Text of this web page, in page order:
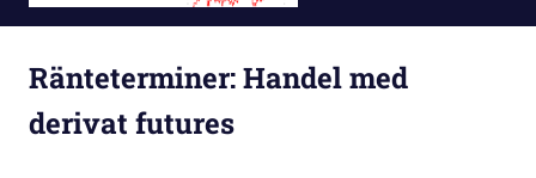
Blog
Ränteterminer: Handel med
derivat futures